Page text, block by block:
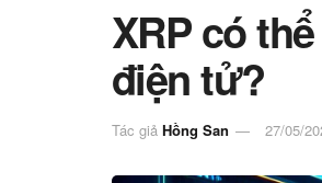
XRP có
điện tử?
Tác giả Hồng San 27/05/